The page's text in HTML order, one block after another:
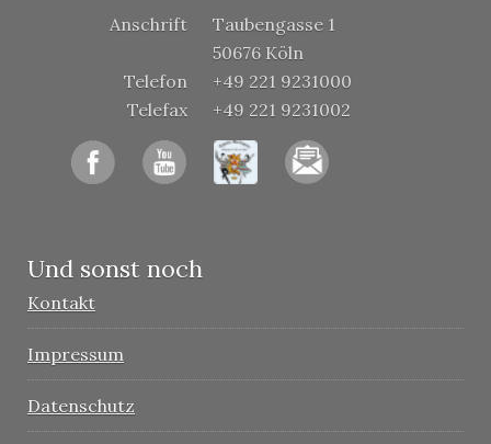
Anschrift
Taubengasse 1
50676 Köln
Telefon
+49 221 9231000
Telefax
+49 221 9231002
Und sonst noch
Kontakt
Impressum
Datenschutz